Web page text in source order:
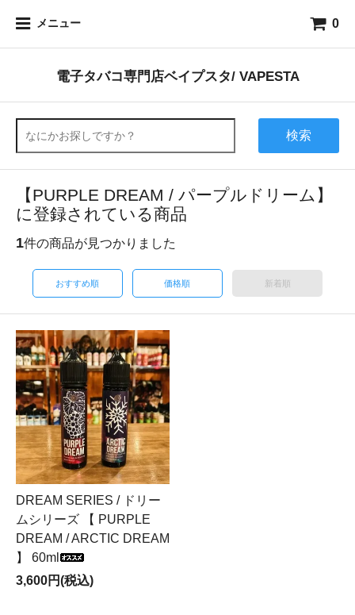
メニュー 0
電子タバコ専門店ベイプスタ/ VAPESTA
検索
【PURPLE DREAM / パープルドリーム】
に登録されている商品
1件の商品が見つかりました
おすすめ順 価格順 新着順
DREAM SERIES / ドリー
ムシリーズ 【 PURPLE
DREAM / ARCTIC DREAM
】 60ml
3,600円(税込)